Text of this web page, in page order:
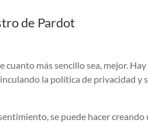
de Pardot
más sencillo sea, mejor.
la política de privacidad y
se puede hacer creando